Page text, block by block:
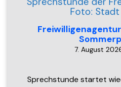
7. August
Sprechstunde startet